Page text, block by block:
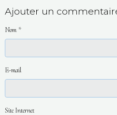
Ajouter un
Nom
E-mail
Site Internet